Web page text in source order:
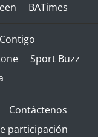
BATimes
Contigo
Sport Buzz
Contáctenos
participación